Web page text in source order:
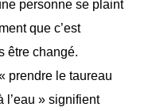
personne se plaint
que c’est
être changé.
prendre le taureau
l’eau » signifient